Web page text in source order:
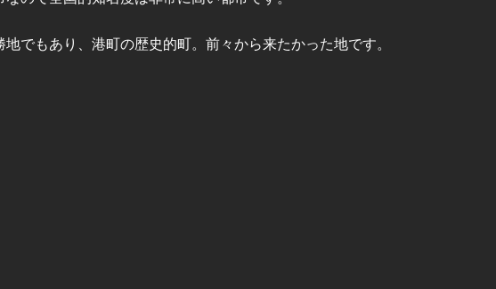
でもあり、港町の歴史的町。前々から来たかった地です。